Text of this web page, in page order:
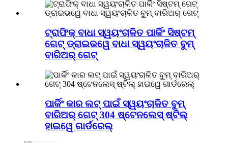
ଟ୍ରାଫିକ୍ ବାଧା ସ୍ୱୟଂଚାଳିତ ପାର୍କିଂ ସିଷ୍ଟମ୍
ଗେଟ୍ ଡ୍ରାଇଭୱେ ବାଧା ସ୍ୱୟଂଚାଳିତ ବୁମ୍
ବାରିଅର୍ ଗେଟ୍
ପାର୍କିଂ କାର ଲଟ୍ ପାଇଁ ସ୍ୱୟଂଚାଳିତ ବୁମ୍
ବାରିଅର୍ ଗେଟ୍ 304 ଷ୍ଟେନଲେସ୍ ଷ୍ଟିଲ୍
ହାଇୱେ ଗାର୍ଡରେଲ୍